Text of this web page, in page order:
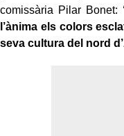
comissària Pilar Bonet:
l’ànima els colors
seva cultura del nord